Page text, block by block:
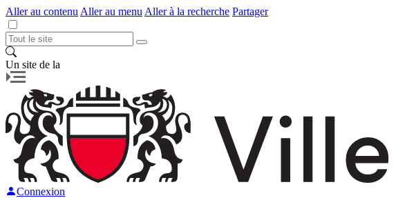
Aller au contenu Aller au menu Aller à la recherche Partager
Un site de la
Connexion